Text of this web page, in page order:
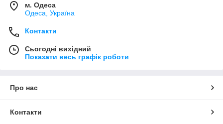
м. Одеса
Одеса, Україна
Контакти
Сьогодні вихідний
Показати весь графік роботи
Про нас
Контакти